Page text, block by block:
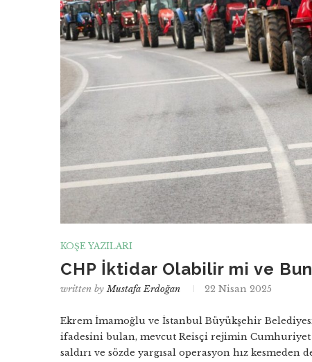
KÖŞE YAZILARI
CHP İktidar Olabilir mi ve
written byMustafa Erdoğan 22 Nisan 2025
Ekrem İmamoğlu ve İstanbul Büyükşehir
ifadesini bulan, mevcut Reisçi rejimin Cumhuriyet
saldırı ve sözde yargısal operasyon hız kesmeden